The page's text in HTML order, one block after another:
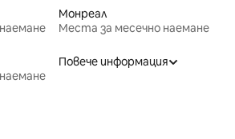
Монреал
Места за месечно наемане
Повече информация